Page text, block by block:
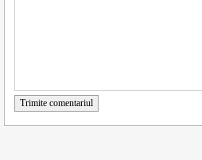
Trimite comentariul